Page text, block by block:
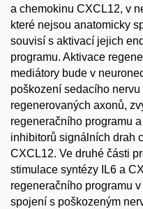
a chemokinu CXCL12, v
které nejsou anatomicky
souvisí s aktivací jejich
programu. Aktivace
mediátory bude v
poškození sedacího
regenerovaných axonů,
regeneračního programu
inhibitorů signálních drah
CXCL12. Ve druhé části
stimulace syntézy IL6 a
regeneračního programu
spojení s poškozeným